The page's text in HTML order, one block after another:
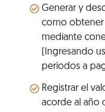
Generar y
como obtener
mediante
(Ingresando
periodos a
Registrar el
acorde al año